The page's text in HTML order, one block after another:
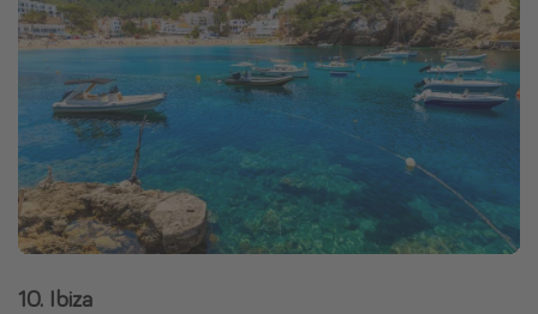
10. Ibiza